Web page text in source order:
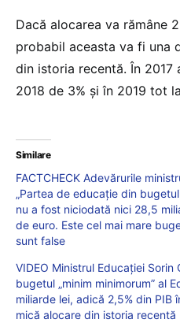
Dacă alocarea va rămâne
probabil aceasta va fi una
din istoria recentă. În 2017
2018 de 3% și în 2019 tot
Similare
FACTCHECK Adevărurile
„Partea de educație din
nu a fost niciodată nici 28,5
de euro. Este cel mai mare
sunt false
VIDEO Ministrul Educației Sorin
bugetul „minim minimorum” al
miliarde lei, adică 2,5% din PIB
mică alocare din istoria